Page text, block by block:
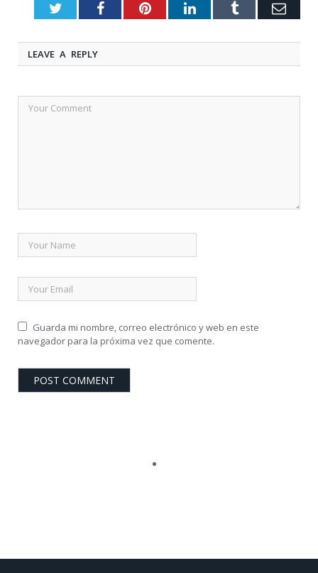
TwitterFacebookPinterestLinkedInTumblr
LEAVE A REPLY
Guarda mi nombre, correo electrónico y web en este
navegador para la próxima vez que comente.